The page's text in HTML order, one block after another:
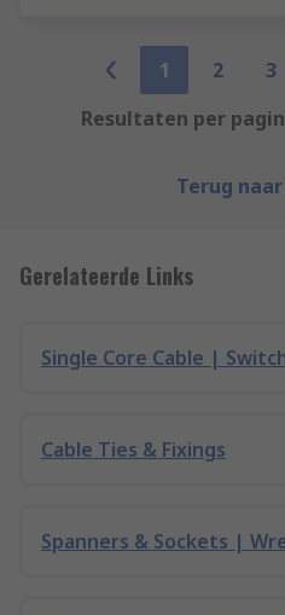
1 2 3
Resultaten per
Terug
Gerelateerde Links
Single Core Cable |
Cable Ties & Fixings
Spanners & Sockets |